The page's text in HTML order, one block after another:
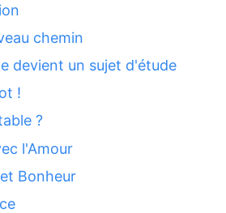
chemin
devient un sujet d'étude
!
?
l'Amour
Bonheur